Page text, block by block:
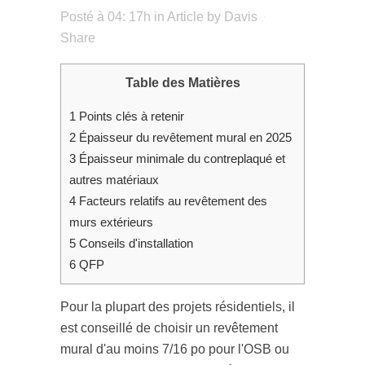
Posté à 04: 17h in Article by Davis
Share
Table des Matières
1 Points clés à retenir
2 Épaisseur du revêtement mural en 2025
3 Épaisseur minimale du contreplaqué et
autres matériaux
4 Facteurs relatifs au revêtement des
murs extérieurs
5 Conseils d'installation
6 QFP
Pour la plupart des projets résidentiels, il
est conseillé de choisir un revêtement
mural d'au moins 7/16 po pour l'OSB ou